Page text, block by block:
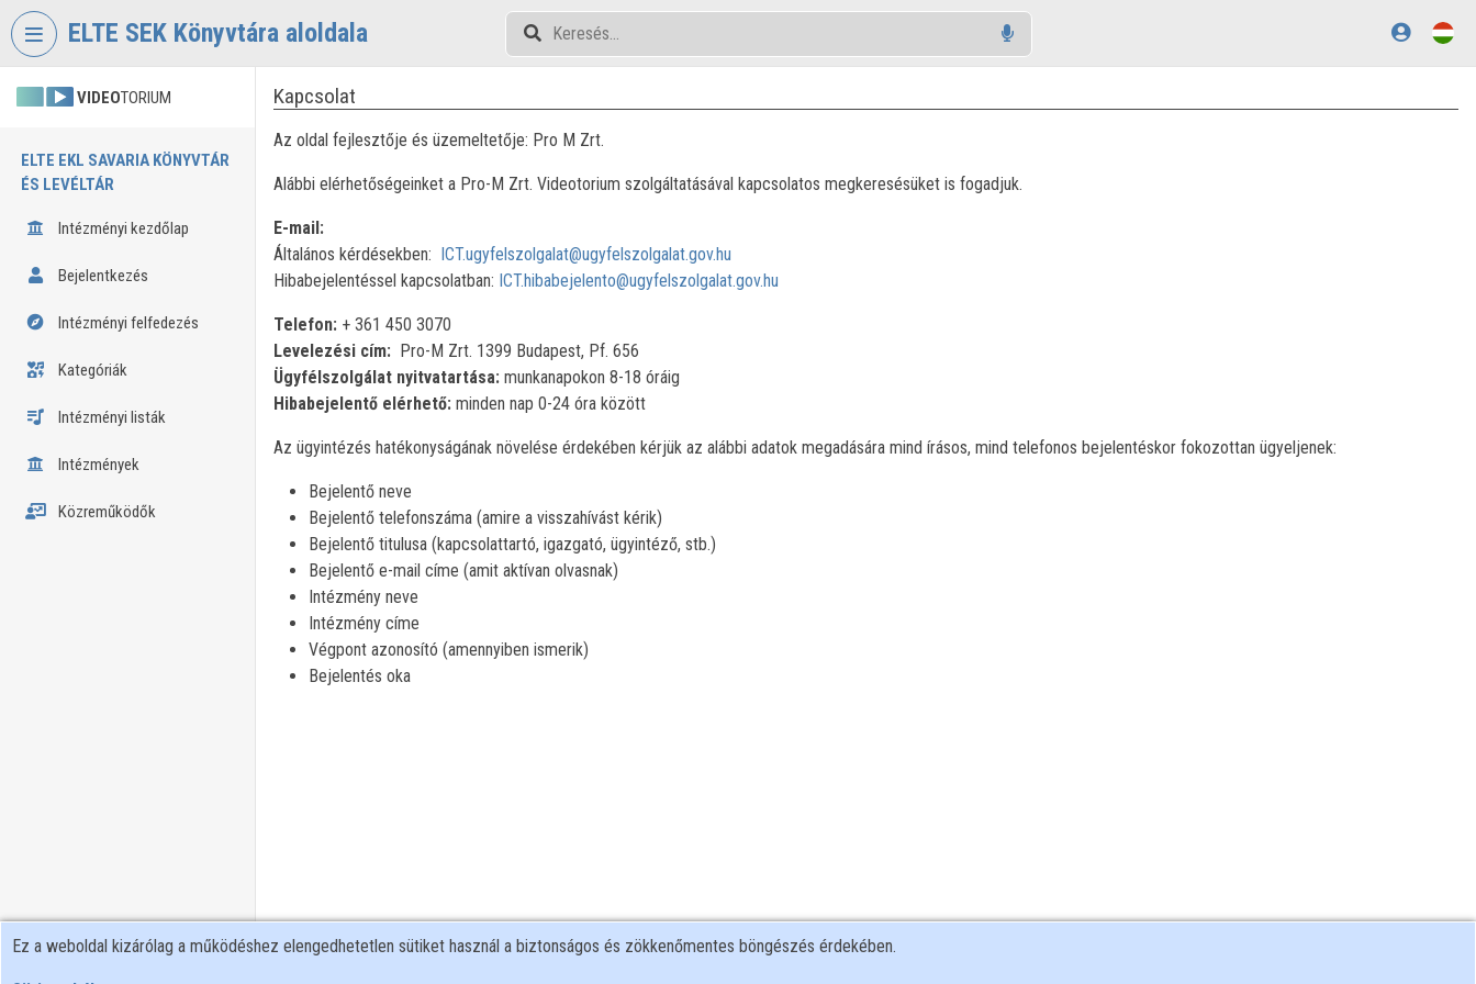
Fejléc kihagyása
ELTE SEK Könyvtára aloldala
VIDEOTORIUM
ELTE EKL SAVARIA KÖNYVTÁR
ÉS LEVÉLTÁR
Intézményi kezdőlap
Bejelentkezés
Intézményi felfedezés
Kategóriák
Intézményi listák
Intézmények
Közreműködők
Kapcsolat
Az oldal fejlesztője és üzemeltetője: Pro M Zrt.
Alábbi elérhetőségeinket a Pro-M Zrt. Videotorium szolgáltatásával kapcsolatos megkeresésüket is fogadjuk.
E-mail:
Általános kérdésekben: ICT.ugyfelszolgalat@ugyfelszolgalat.gov.hu
Hibabejelentéssel kapcsolatban: ICT.hibabejelento@ugyfelszolgalat.gov.hu
Telefon: + 361 450 3070
Levelezési cím: Pro-M Zrt. 1399 Budapest, Pf. 656
Ügyfélszolgálat nyitvatartása: munkanapokon 8-18 óráig
Hibabejelentő elérhető: minden nap 0-24 óra között
Az ügyintézés hatékonyságának növelése érdekében kérjük az alábbi adatok megadására mind írásos, mind telefonos bejelentéskor fokozottan ügyeljenek:
Bejelentő neve
Bejelentő telefonszáma (amire a visszahívást kérik)
Bejelentő titulusa (kapcsolattartó, igazgató, ügyintéző, stb.)
Bejelentő e-mail címe (amit aktívan olvasnak)
Intézmény neve
Intézmény címe
Végpont azonosító (amennyiben ismerik)
Bejelentés oka
Ez a weboldal kizárólag a működéshez elengedhetetlen sütiket használ a biztonságos és zökkenőmentes böngészés érdekében.